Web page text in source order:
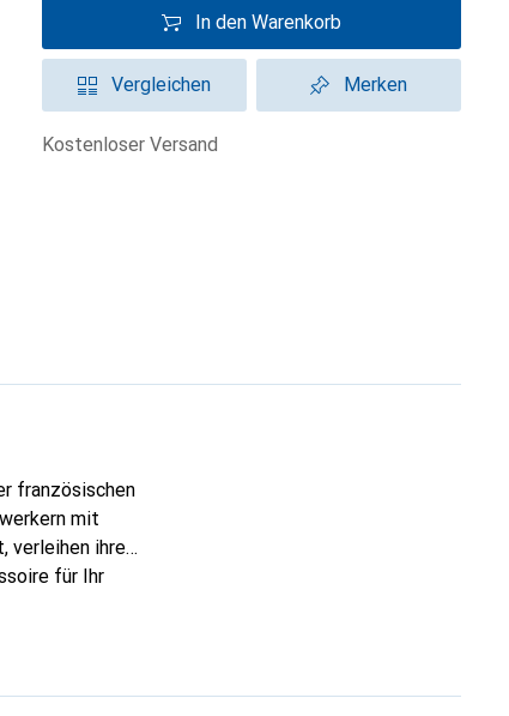
In den Warenkorb
Vergleichen Merken
kostenloser Versand
französischen
mit
verleihen ihre
für Ihr